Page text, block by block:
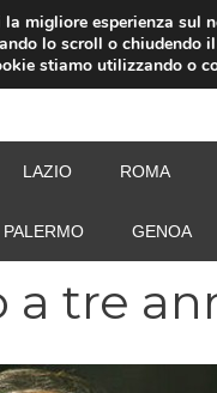
LAZIO ROMA
PALERMO GENOA
tre
migliore esperienza sul
lo scroll o chiudendo
stiamo utilizzando o